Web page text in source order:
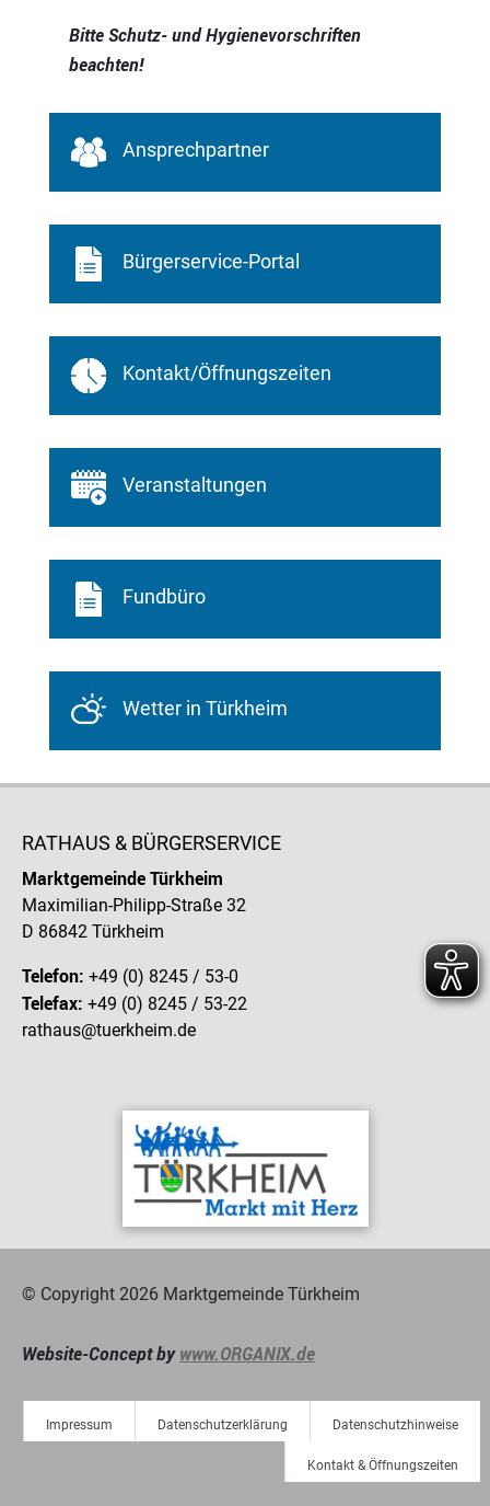
Bitte Schutz- und Hygienevorschriften
beachten!
Ansprechpartner
Bürgerservice-Portal
Kontakt/Öffnungszeiten
Veranstaltungen
Fundbüro
Wetter in Türkheim
RATHAUS & BÜRGERSERVICE
Marktgemeinde Türkheim
Maximilian-Philipp-Straße 32
D 86842 Türkheim
Telefon: +49 (0) 8245 / 53-0
Telefax: +49 (0) 8245 / 53-22
rathaus@tuerkheim.de
© Copyright 2026 Marktgemeinde Türkheim
Website-Concept bywww.ORGANIX.de
Impressum Datenschutzerklärung Datenschutzhinweise
Kontakt & Öffnungszeiten